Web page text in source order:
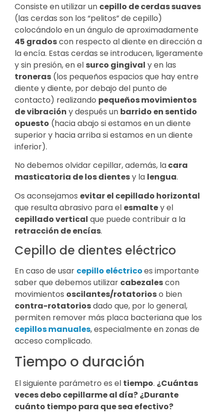
Consiste en utilizar un cepillo de cerdas suaves
(las cerdas son los “pelitos” de cepillo)
colocándolo en un ángulo de aproximadamente
45 gradoscon respecto al diente en dirección a
la encía. Estas cerdas se introducen, ligeramente
y sin presión, en el surco gingival y en las
troneras (los pequeños espacios que hay entre
diente y diente, por debajo del punto de
contacto) realizando pequeños movimientos
de vibración y después un barrido en sentido
opuesto (hacia abajo si estamos en un diente
superior y hacia arriba si estamos en un diente
inferior).
No debemos olvidar cepillar, además, lacara
masticatoria de los dientesy la lengua.
Os aconsejamos evitar el cepillado horizontal
que resulta abrasivo para el esmaltey el
cepillado vertical que puede contribuir a la
retracción de encías.
Cepillo de dientes eléctrico
En caso de usar cepillo eléctricoes importante
saber que debemos utilizar cabezalescon
movimientos oscilantes/rotatorioso bien
contra-rotatoriosdado que, por lo general,
permiten remover más placa bacteriana que los
cepillos manuales, especialmente en zonas de
acceso complicado.
Tiempo o duración
El siguiente parámetro es el tiempo. ¿Cuántas
veces debo cepillarme al día? ¿Durante
cuánto tiempo para que sea efectivo?